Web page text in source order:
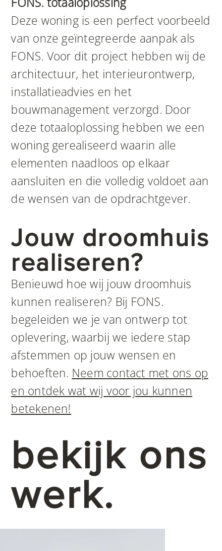
Deze woning is een perfect voorbeeld
van onze geïntegreerde aanpak als
FONS. Voor dit project hebben wij de
architectuur, het interieurontwerp,
installatieadvies en het
bouwmanagement verzorgd. Door
deze totaaloplossing hebben we een
woning gerealiseerd waarin alle
elementen naadloos op elkaar
aansluiten en die volledig voldoet aan
de wensen van de opdrachtgever.
Jouw droomhuis
realiseren?
Benieuwd hoe wij jouw droomhuis
kunnen realiseren? Bij FONS.
begeleiden we je van ontwerp tot
oplevering, waarbij we iedere stap
afstemmen op jouw wensen en
behoeften. Neem contact met ons op
en ontdek wat wij voor jou kunnen
betekenen!
bekijk ons
werk.